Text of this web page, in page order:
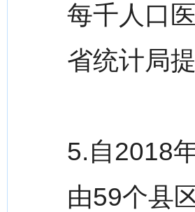
每千人口
省统计局
5.自2018
由59个县